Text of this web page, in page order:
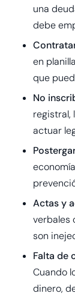
una
debe
en
que
No
registral,
actuar
Actas y
verbales
son
Falta de
Cuando
dinero,